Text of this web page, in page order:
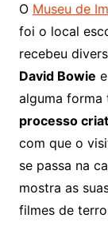
O Museu de
foi o local
recebeu
David Bowie e
alguma forma
processo
com que o
se passa na
mostra as
filmes de